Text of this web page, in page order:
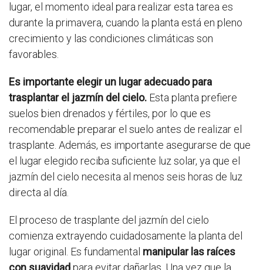
lugar, el momento ideal para realizar esta tarea es
durante la primavera, cuando la planta está en pleno
crecimiento y las condiciones climáticas son
favorables.
Es importante elegir un lugar adecuado para
trasplantar el jazmín del cielo. Esta planta prefiere
suelos bien drenados y fértiles, por lo que es
recomendable preparar el suelo antes de realizar el
trasplante. Además, es importante asegurarse de que
el lugar elegido reciba suficiente luz solar, ya que el
jazmín del cielo necesita al menos seis horas de luz
directa al día.
El proceso de trasplante del jazmín del cielo
comienza extrayendo cuidadosamente la planta del
lugar original. Es fundamental manipular las raíces
con suavidadpara evitar dañarlas. Una vez que la